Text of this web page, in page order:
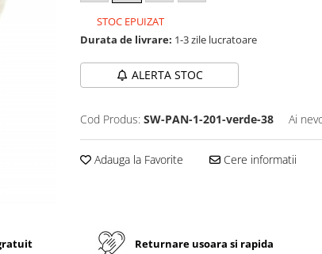
STOC EPUIZAT
Durata de livrare: 1-3 zile lucratoare
ALERTA STOC
Cod Produs: SW-PAN-1-201-verde-38 Ai
Adauga la Favorite Cere informatii
Returnare usoara si rapida